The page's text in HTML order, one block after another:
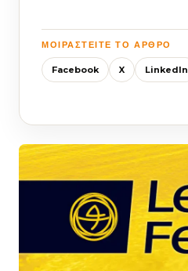
ΜΟΙΡΑΣΤΕΊΤΕ ΤΟ ΆΡΘΡΟ
Facebook X LinkedIn